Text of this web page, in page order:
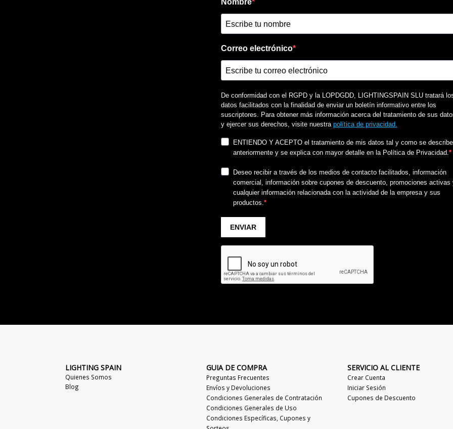
LIGHTING SPAIN
Quienes Somos
Blog
GUIA DE COMPRA
Preguntas Frecuentes
Envíos y Devoluciones
Condiciones Generales de Contratación
Condiciones Generales de Uso
Condiciones Específicas, Cupones y
SERVICIO AL CLIENTE
Crear Cuenta
Iniciar Sesión
Cupones de Descuento